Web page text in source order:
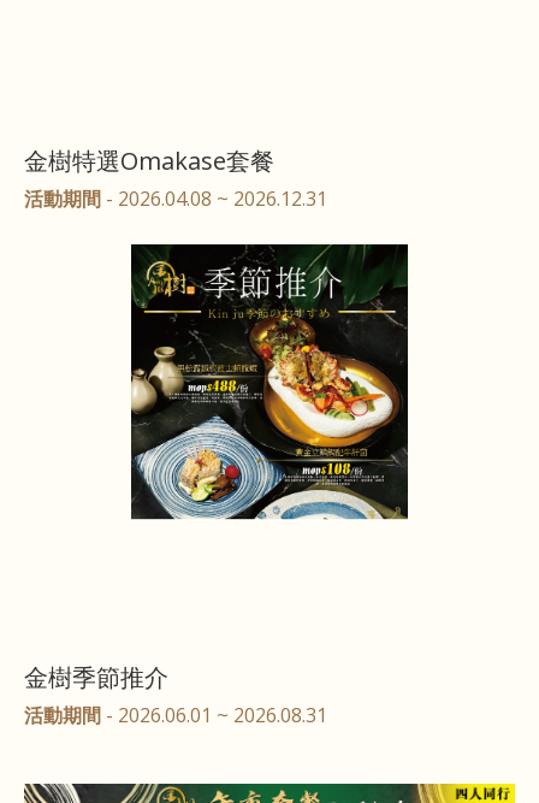
金樹特選Omakase套餐
活動期間 - 2026.04.08 ~ 2026.12.31
金樹季節推介
活動期間 - 2026.06.01 ~ 2026.08.31